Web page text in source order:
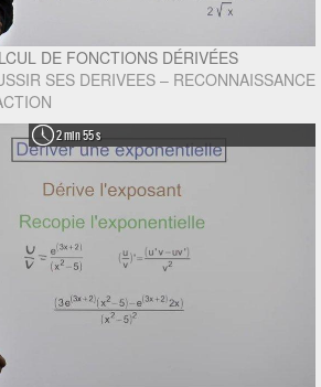
DE FONCTIONS DÉRIVÉES
SES DERIVEES – RECONNAISSANCE
2 min 55 s